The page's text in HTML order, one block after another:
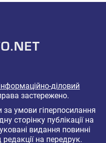
діловий
застережено.
за умови гіперпосилання
сторінку публікації на
видання повинні
на передрук.